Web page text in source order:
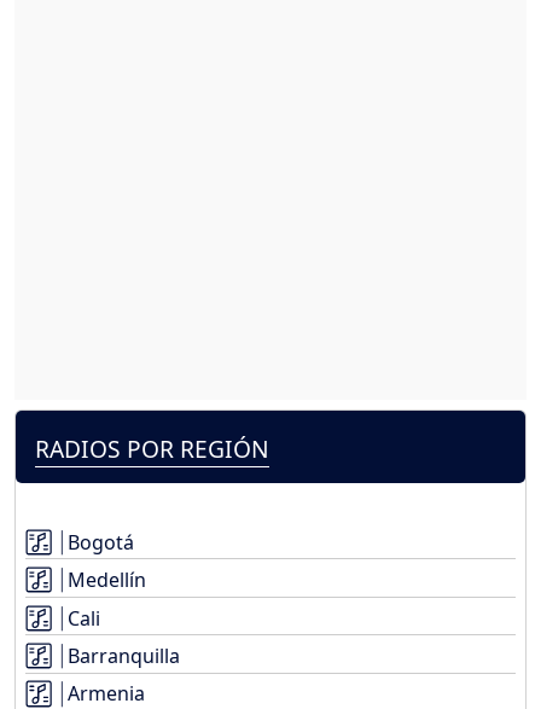
RADIOS POR REGIÓN
Bogotá
Medellín
Cali
Barranquilla
Armenia